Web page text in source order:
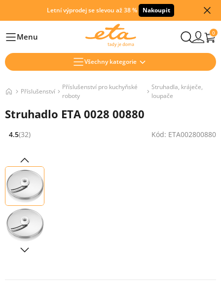
Letní výprodej se slevou až 38 % Nakoupit
HlavníMenu 0
Všechny kategorie
Příslušenství
Příslušenství pro kuchyňské
roboty
Struhadla, kráječe,
loupače
Struhadlo ETA 0028 00880
Hodnocení: 4.5 z 5 (32 recenzí)
4.5(32) Kód: ETA002800880